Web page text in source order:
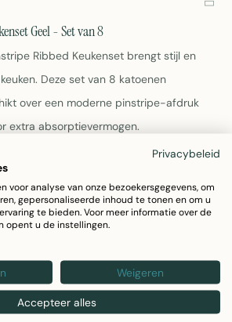
Geel - Set van 8
Ribbed Keukenset brengt stijl en
Deze set van 8 katoenen
over een moderne pinstripe-afdruk
extra absorptievermogen.
35x50cm en 6x 40x40cm
katoen
pinstripe patroon
zie label
Ribbed Keukenset in Geel
Privacybeleid
voor analyse van onze bezoekersgegevens, om
gepersonaliseerde inhoud te tonen en om u
te bieden. Voor meer informatie over de
opent u de instellingen.
Weigeren
Accepteer alles